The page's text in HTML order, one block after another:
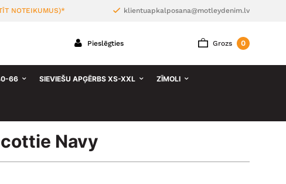
NOTEIKUMUS)* klientuapkalposana@motleydenim.lv
Grozs 0
Pieslēgties
66 SIEVIEŠU APĢĒRBS XS-XXL ZĪMOLI
Navy